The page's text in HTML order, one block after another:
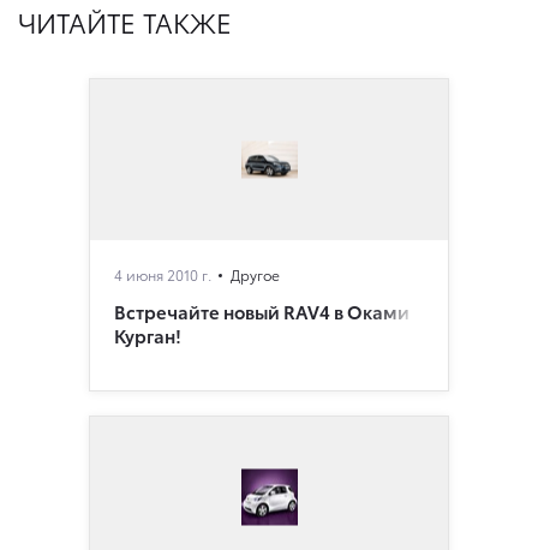
ЧИТАЙТЕ ТАКЖЕ
4 июня 2010 г. Другое
Встречайте новый RAV4 в Оками
Курган!